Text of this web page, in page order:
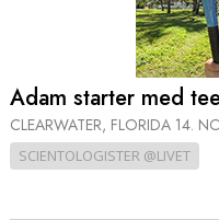
Adam starter med
CLEARWATER, FLORIDA 14.
SCIENTOLOGISTER @LIVET